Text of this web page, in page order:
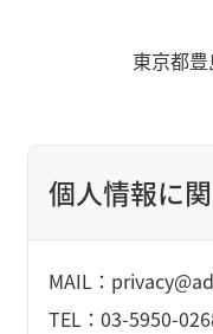
東京都
個人情報に
MAIL：
TEL：03-5950-